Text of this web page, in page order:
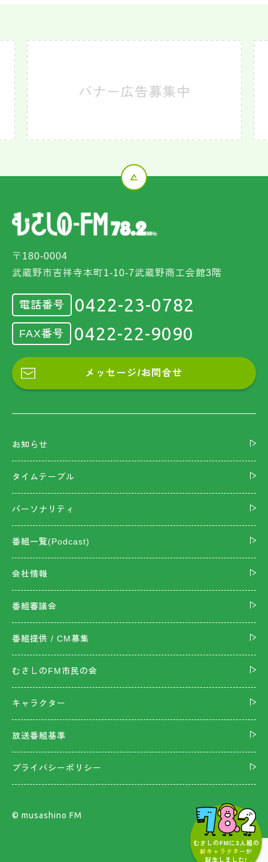
むさしのFMに3人組の
新キャラクターが
誕生しました!
〒180-0004
武蔵野市吉祥寺本町1-10-7武蔵野商工会館3階
電話番号 0422-23-0782
FAX番号 0422-22-9090
メッセージ/お問合せ
お知らせ
タイムテーブル
パーソナリティ
番組一覧(Podcast)
会社情報
番組審議会
番組提供 / CM募集
むさしのFM市民の会
キャラクター
放送番組基準
プライバシーポリシー
©︎ musashino FM